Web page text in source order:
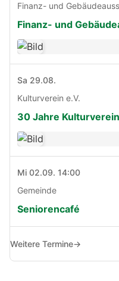
Finanz- und
Finanz- und
Sa 29.08.
Kulturverein e.V.
30 Jahre Kulturverein
Mi 02.09. 14:00
Gemeinde
Seniorencafé
Weitere Termine→